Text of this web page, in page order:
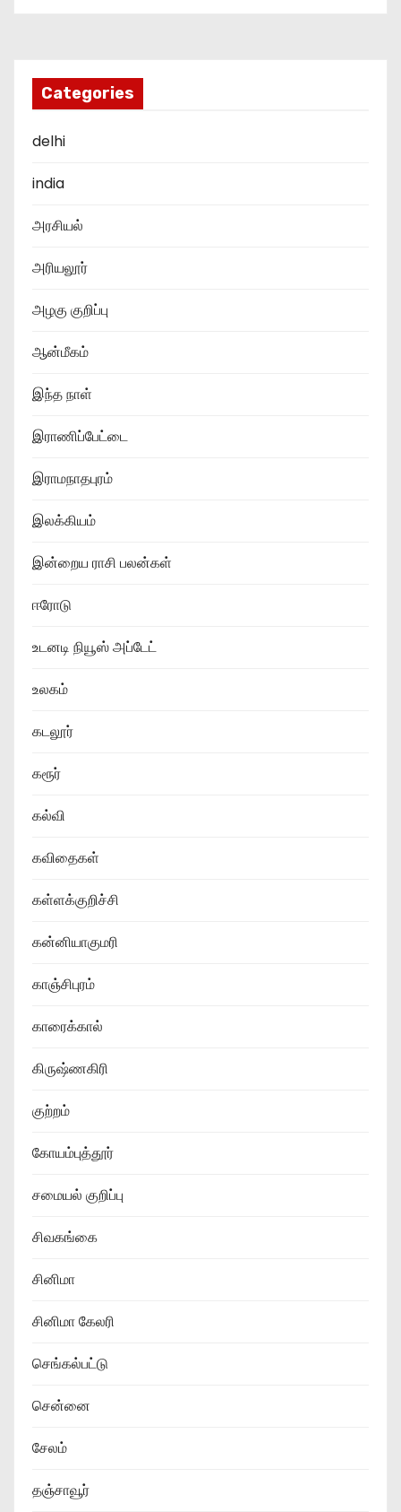
Categories
delhi
india
அரசியல்
அரியலூர்
அழகு குறிப்பு
ஆன்மீகம்
இந்த நாள்
இராணிப்பேட்டை
இராமநாதபுரம்
இலக்கியம்
இன்றைய ராசி பலன்கள்
ஈரோடு
உடனடி நியூஸ் அப்டேட்
உலகம்
கடலூர்
கரூர்
கல்வி
கவிதைகள்
கள்ளக்குறிச்சி
கன்னியாகுமரி
காஞ்சிபுரம்
காரைக்கால்
கிருஷ்ணகிரி
குற்றம்
கோயம்புத்தூர்
சமையல் குறிப்பு
சிவகங்கை
சினிமா
சினிமா கேலரி
செங்கல்பட்டு
சென்னை
சேலம்
தஞ்சாவூர்